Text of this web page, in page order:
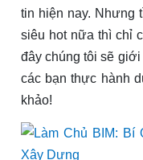
tin hiện nay. Nhưng
siêu hot nữa thì chỉ
đây chúng tôi sẽ
các bạn thực hành
khảo!